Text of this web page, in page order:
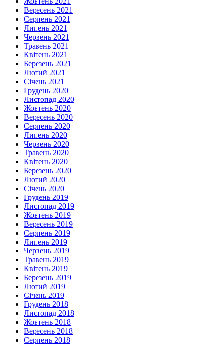
Вересень 2021
Серпень 2021
Липень 2021
Червень 2021
Травень 2021
Квітень 2021
Березень 2021
Лютий 2021
Січень 2021
Грудень 2020
Листопад 2020
Жовтень 2020
Вересень 2020
Серпень 2020
Липень 2020
Червень 2020
Травень 2020
Квітень 2020
Березень 2020
Лютий 2020
Січень 2020
Грудень 2019
Листопад 2019
Жовтень 2019
Вересень 2019
Серпень 2019
Липень 2019
Червень 2019
Травень 2019
Квітень 2019
Березень 2019
Лютий 2019
Січень 2019
Грудень 2018
Листопад 2018
Жовтень 2018
Вересень 2018
Серпень 2018